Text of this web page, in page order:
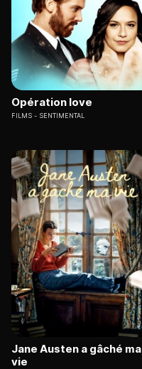
Opération love
FILMS SENTIMENTAL
Jane Austen a gâché ma
vie